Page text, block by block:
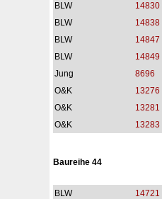
BLW
14830
BLW
14838
BLW
14847
BLW
14849
Jung
8696
O&K
13276
O&K
13281
O&K
13283
Baureihe 44
BLW 14721